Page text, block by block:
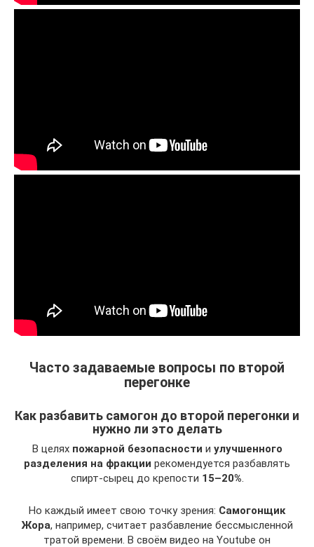
Часто задаваемые вопросы по второй
перегонке
Как разбавить самогон до второй перегонки и
нужно ли это делать
В целях пожарной безопасности и улучшенного
разделения на фракции рекомендуется разбавлять
спирт-сырец до крепости 15–20%.
Но каждый имеет свою точку зрения: Самогонщик
Жора, например, считает разбавление бессмысленной
тратой времени. В своём видео на Youtube он